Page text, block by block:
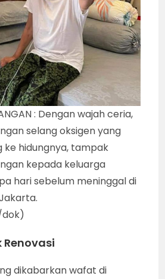
: Dengan wajah ceria,
selang oksigen yang
ke hidungnya, tampak
kepada keluarga
hari sebelum meninggal di
dok)
Renovasi
dikabarkan wafat di